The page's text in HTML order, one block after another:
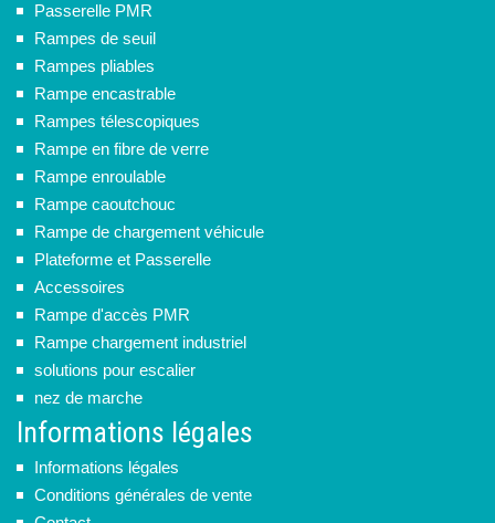
Passerelle PMR
Rampes de seuil
Rampes pliables
Rampe encastrable
Rampes télescopiques
Rampe en fibre de verre
Rampe enroulable
Rampe caoutchouc
Rampe de chargement véhicule
Plateforme et Passerelle
Accessoires
Rampe d'accès PMR
Rampe chargement industriel
solutions pour escalier
nez de marche
Informations légales
Informations légales
Conditions générales de vente